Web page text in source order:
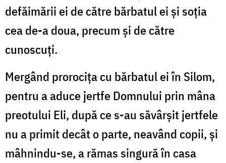
defăimării ei de către bărbatul ei şi soţia
cea de-a doua, precum şi de către
cunoscuţi.
Mergând prorociţa cu bărbatul ei în Silom,
pentru a aduce jertfe Domnului prin mâna
preotului Eli, după ce s-au săvârşit jertfele
nu a primit decât o parte, neavând copii, şi
mâhnindu-se, a rămas singură în casa